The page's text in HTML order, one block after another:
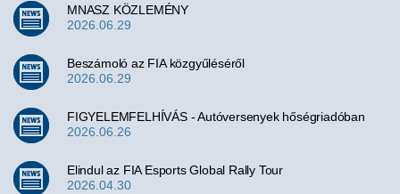
MNASZ KÖZLEMÉNY
2026.06.29
Beszámoló az FIA közgyűléséről
2026.06.29
FIGYELEMFELHÍVÁS - Autóversenyek hőségriadóban
2026.06.26
Elindul az FIA Esports Global Rally Tour
2026.04.30